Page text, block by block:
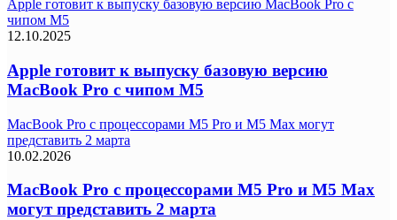
Apple готовит к выпуску базовую версию MacBook Pro с
чипом M5
12.10.2025
Apple готовит к выпуску базовую версию
MacBook Pro с чипом M5
MacBook Pro с процессорами M5 Pro и M5 Max могут
представить 2 марта
10.02.2026
MacBook Pro с процессорами M5 Pro и M5 Max
могут представить 2 марта